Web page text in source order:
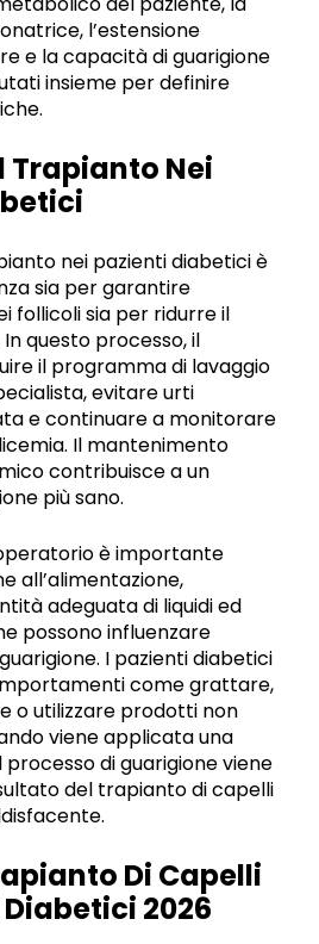
l’estensione
e la capacità di guarigione
insieme per definire
Trapianto Nei
nei pazienti diabetici è
sia per garantire
follicoli sia per ridurre il
questo processo, il
il programma di lavaggio
evitare urti
e continuare a monitorare
Il mantenimento
contribuisce a un
più sano.
è importante
all’alimentazione,
adeguata di liquidi ed
possono influenzare
I pazienti diabetici
come grattare,
o utilizzare prodotti non
viene applicata una
di guarigione viene
del trapianto di capelli
Di Capelli
2026